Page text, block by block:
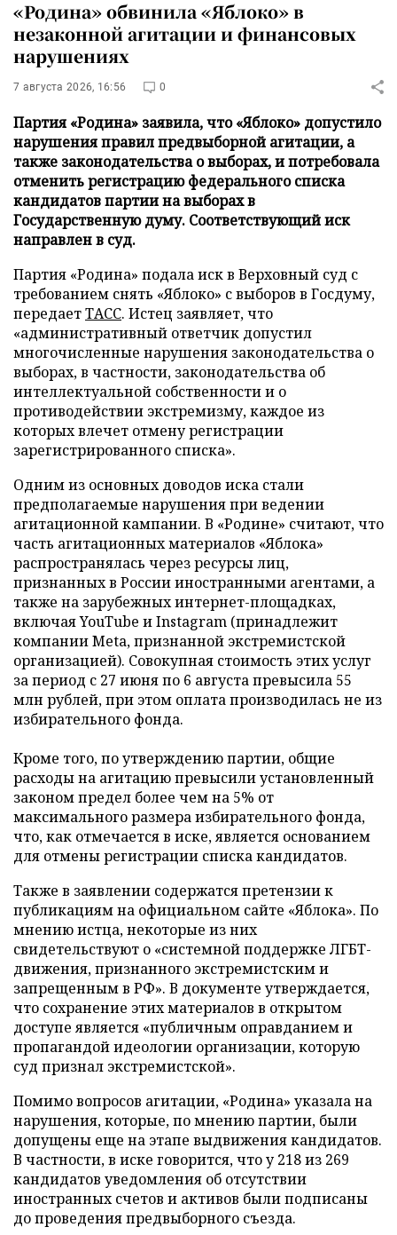
«Родина» обвинила «Яблоко» в
незаконной агитации и финансовых
нарушениях
7 августа 2026, 16:56 0
Партия «Родина» заявила, что «Яблоко» допустило
нарушения правил предвыборной агитации, а
также законодательства о выборах, и потребовала
отменить регистрацию федерального списка
кандидатов партии на выборах в
Государственную думу. Соответствующий иск
направлен в суд.
Партия «Родина» подала иск в Верховный суд с
требованием снять «Яблоко» с выборов в Госдуму,
передаетТАСС. Истец заявляет, что
«административный ответчик допустил
многочисленные нарушения законодательства о
выборах, в частности, законодательства об
интеллектуальной собственности и о
противодействии экстремизму, каждое из
которых влечет отмену регистрации
зарегистрированного списка».
Одним из основных доводов иска стали
предполагаемые нарушения при ведении
агитационной кампании. В «Родине» считают, что
часть агитационных материалов «Яблока»
распространялась через ресурсы лиц,
признанных в России иностранными агентами, а
также на зарубежных интернет-площадках,
включая YouTube и Instagram (принадлежит
компании Meta, признанной экстремистской
организацией). Совокупная стоимость этих услуг
за период с 27 июня по 6 августа превысила 55
млн рублей, при этом оплата производилась не из
избирательного фонда.
Кроме того, по утверждению партии, общие
расходы на агитацию превысили установленный
законом предел более чем на 5% от
максимального размера избирательного фонда,
что, как отмечается в иске, является основанием
для отмены регистрации списка кандидатов.
Также в заявлении содержатся претензии к
публикациям на официальном сайте «Яблока». По
мнению истца, некоторые из них
свидетельствуют о «системной поддержке ЛГБТ-
движения, признанного экстремистским и
запрещенным в РФ». В документе утверждается,
что сохранение этих материалов в открытом
доступе является «публичным оправданием и
пропагандой идеологии организации, которую
суд признал экстремистской».
Помимо вопросов агитации, «Родина» указала на
нарушения, которые, по мнению партии, были
допущены еще на этапе выдвижения кандидатов.
В частности, в иске говорится, что у 218 из 269
кандидатов уведомления об отсутствии
иностранных счетов и активов были подписаны
до проведения предвыборного съезда.